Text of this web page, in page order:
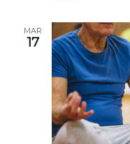
MAR
17